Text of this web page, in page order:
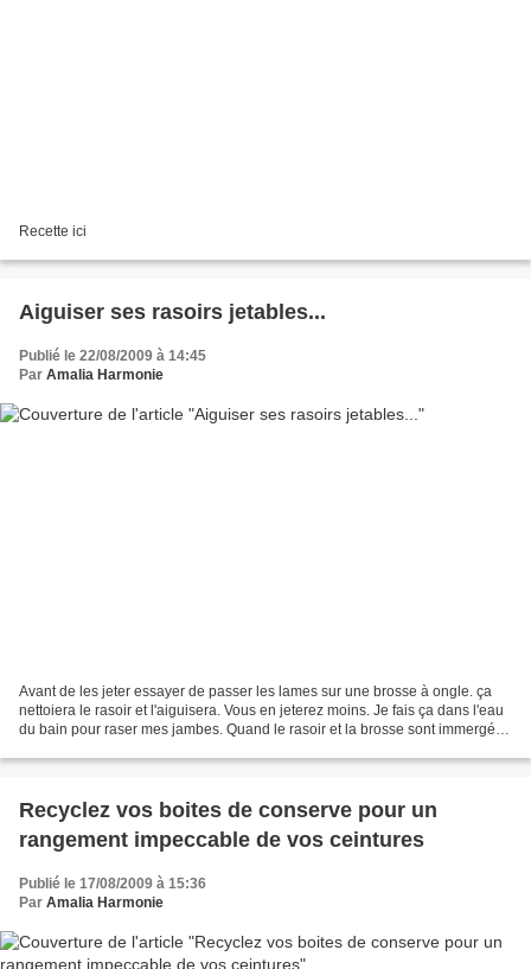
Recette ici
Aiguiser ses rasoirs jetables...
Publié le 22/08/2009 à 14:45
Par Amalia Harmonie
Avant de les jeter essayer de passer les lames sur une brosse à ongle. ça
nettoiera le rasoir et l'aiguisera. Vous en jeterez moins. Je fais ça dans l'eau
du bain pour raser mes jambes. Quand le rasoir et la brosse sont immergés
Recyclez vos boites de conserve pour un
rangement impeccable de vos ceintures
Publié le 17/08/2009 à 15:36
Par Amalia Harmonie